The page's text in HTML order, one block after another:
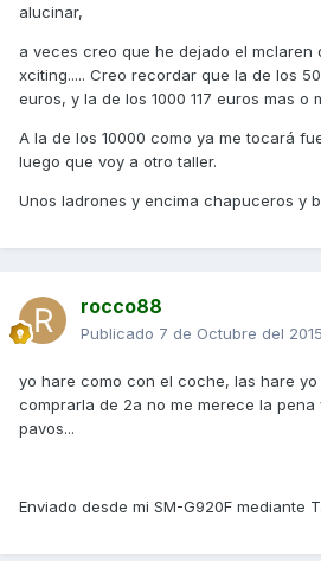
alucinar,
a veces creo que he dejado el mclaren
xciting..... Creo recordar que la de los
euros, y la de los 1000 117 euros mas o
A la de los 10000 como ya me tocará
luego que voy a otro taller.
Unos ladrones y encima chapuceros y
rocco88
Publicado 7 de Octubre del 2015
yo hare como con el coche, las hare yo
comprarla de 2a no me merece la pena
pavos...
Enviado desde mi SM-G920F mediante